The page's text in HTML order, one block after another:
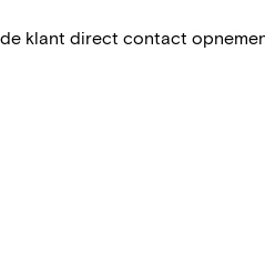
klant direct contact